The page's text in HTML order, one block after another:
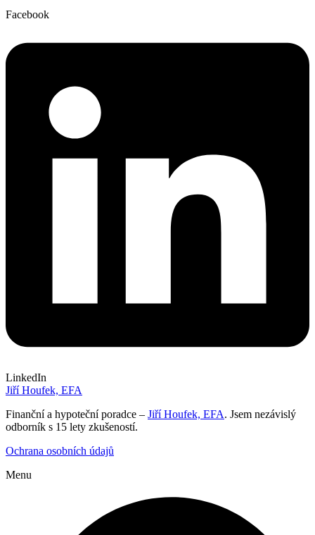
Facebook
LinkedIn
Jiří Houfek, EFA
Finanční a hypoteční poradce – Jiří Houfek, EFA. Jsem nezávislý
odborník s 15 lety zkušeností.
Ochrana osobních údajů
Menu